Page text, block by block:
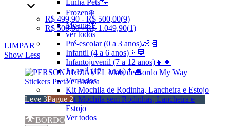
Frozen❄️
Moana🌴
ver todos
Pré-escolar (0 a 3 anos)👶🏽
Infantil (4 a 6 anos)👦🏽
Infantojuvenil (7 a 12 anos)👦🏽
Juvenil (12+ anos)👨🏽
Ver todos
Kit Mochila de Rodinha, Lancheira e Estojo
Kit Mochila sem Rodinhas, Lancheira e
Estojo
Ver todos
R$ 499,90 - R$ 500,00(9)
R$ 500,00 - R$ 1.049,90(1)
LIMPAR
Show Less
Leve 3Pague 2
BORDO